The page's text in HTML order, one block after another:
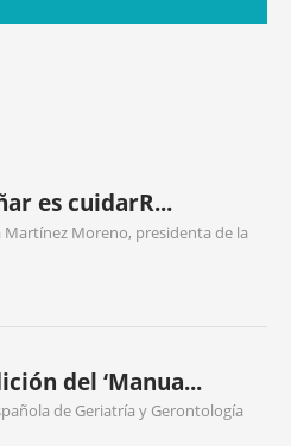
es cuidarR...
Martínez Moreno, presidenta de la
del ‘Manua...
de Geriatría y Gerontología